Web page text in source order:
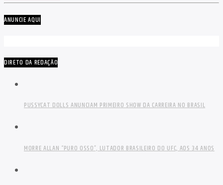
ANUNCIE AQUI
DIRETO DA REDAÇÃO
PUSSYCAT DOLLS ANUNCIAM PRIMEIRO SHOW DA CARREIRA NO BRASIL
MORRE ALLAN “PURO OSSO”, LUTADOR BRASILEIRO DO UFC, AOS 34 ANOS